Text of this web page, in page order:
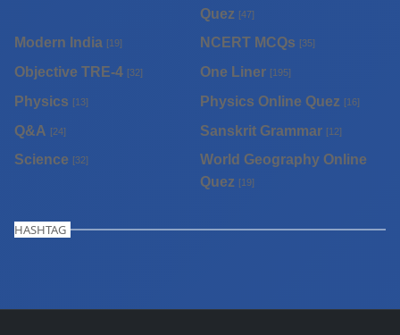
Quez [47]
Modern India [19] NCERT MCQs [35]
Objective TRE-4 [32] One Liner [195]
Physics [13] Physics Online Quez [16]
Q&A [24] Sanskrit Grammar [12]
Science [32]
World Geography Online
Quez [19]
HASHTAG